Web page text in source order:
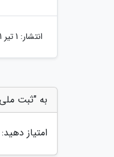
انتشار: 1 تیر 1401
به "ثبت
امتیاز دهید: